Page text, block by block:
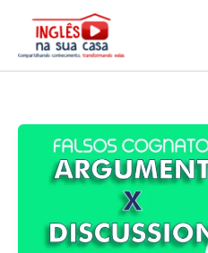
conteúdo